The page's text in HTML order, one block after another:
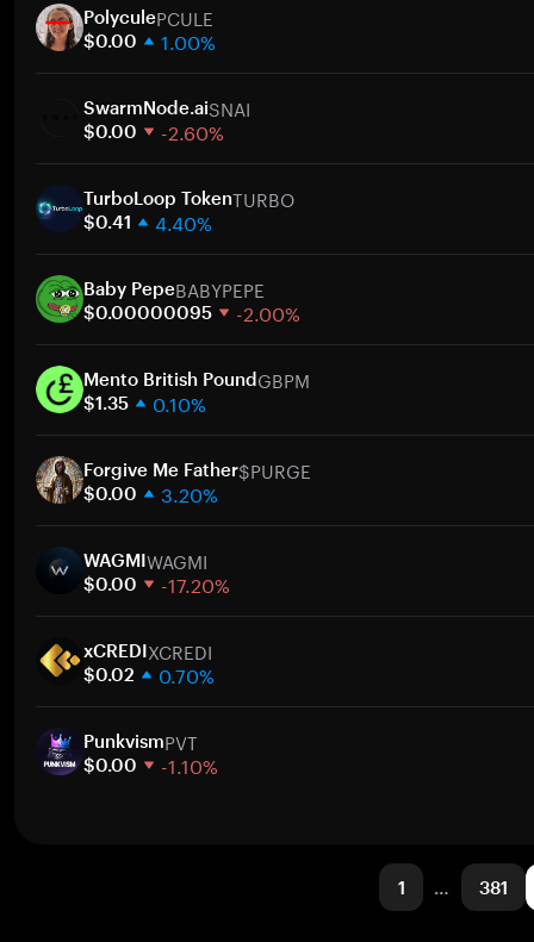
30 días
Capitalización de mercado
PolyculePCULE
$0.00 1.00%
30 días
Capitalización de mercado
SwarmNode.aiSNAI
$0.00 -2.60%
30 días
Capitalización de mercado
TurboLoop TokenTURBO
$0.41 4.40%
30 días
Capitalización de mercado
Baby PepeBABYPEPE
$0.00000095 -2.00%
30 días
Capitalización de mercado
Mento British PoundGBPM
$1.35 0.10%
30 días
Capitalización de mercado
Forgive Me Father$PURGE
$0.00 3.20%
30 días
Capitalización de mercado
WAGMIWAGMI
$0.00 -17.20%
30 días
Capitalización de mercado
xCREDIXCREDI
$0.02 0.70%
30 días
Capitalización de mercado
PunkvismPVT
$0.00 -1.10%
1 … 381